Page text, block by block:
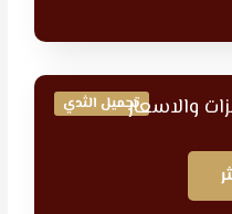
تجميل الثديوالاسعار